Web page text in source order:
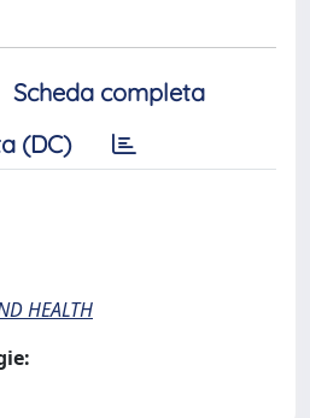
Scheda completa
(DC)
HEALTH